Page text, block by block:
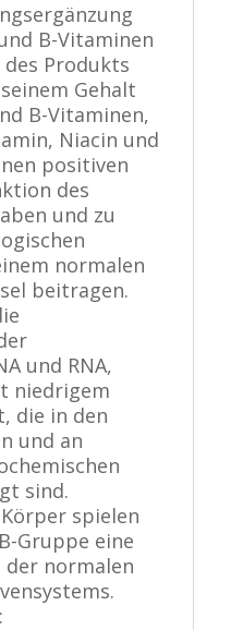
B-Vitaminen
Produkts
Gehalt
B-Vitaminen,
Niacin und
positiven
des
und zu
normalen
beitragen.
und RNA,
niedrigem
die in den
und an
sind.
spielen
Gruppe eine
der normalen